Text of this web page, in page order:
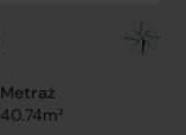
Metraż
40.74m²